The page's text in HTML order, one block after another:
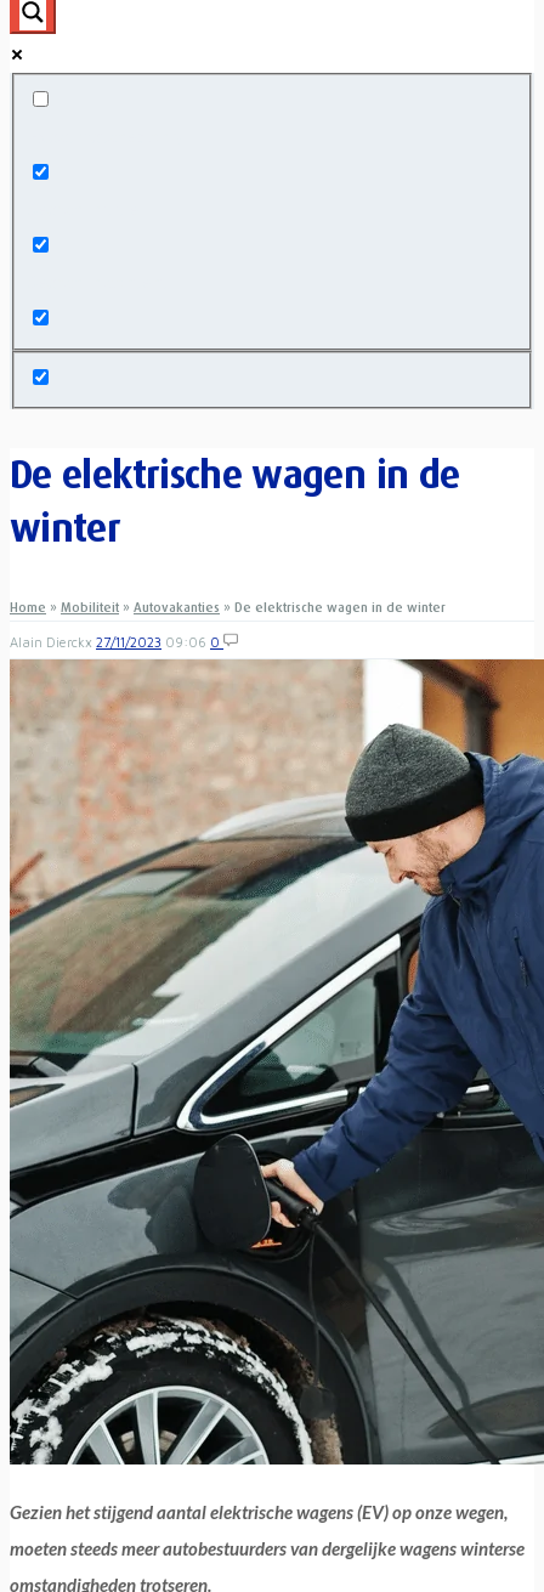
De elektrische wagen in de
winter
Home » Mobiliteit » Autovakanties » De elektrische wagen in de winter
Alain Dierckx 27/11/2023 09:06 0
Gezien het stijgend aantal elektrische wagens (EV) op onze wegen,
moeten steeds meer autobestuurders van dergelijke wagens winterse
omstandigheden trotseren.